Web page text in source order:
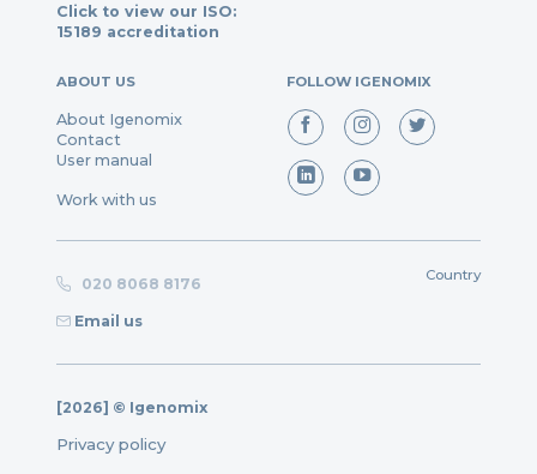
Click to view our ISO:
15189 accreditation
ABOUT US
About Igenomix
Contact
User manual
Work with us
FOLLOW IGENOMIX
020 8068 8176
Email us
Country
[2026] © Igenomix
Privacy policy